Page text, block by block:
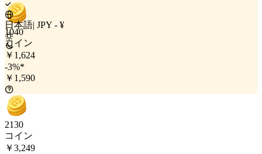
日本語| JPY - ¥
1040
コイン
￥1,624
-3%*
￥1,590
2130
コイン
￥3,249